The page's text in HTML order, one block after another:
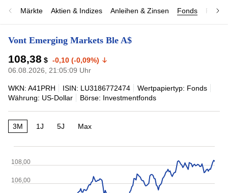
Märkte Aktien & Indizes Anleihen & Zinsen Fonds
Vont Emerging Markets Ble A$
108,38 $ -0,10 (-0,09%)
06.08.2026, 21:05:09 Uhr
WKN: A41PRH ISIN: LU3186772474
Wertpapiertyp: Fonds
Währung: US-Dollar
Börse: Investmentfonds
3M 1J 5J Max
106,00
108,00